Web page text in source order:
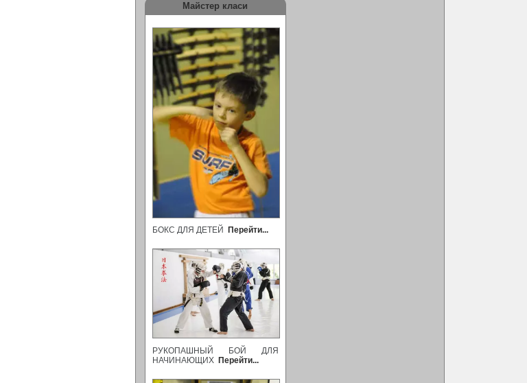
Майстер класи
БОКС ДЛЯ ДЕТЕЙ Перейти...
РУКОПАШНЫЙ БОЙ ДЛЯ
НАЧИНАЮЩИХ Перейти...